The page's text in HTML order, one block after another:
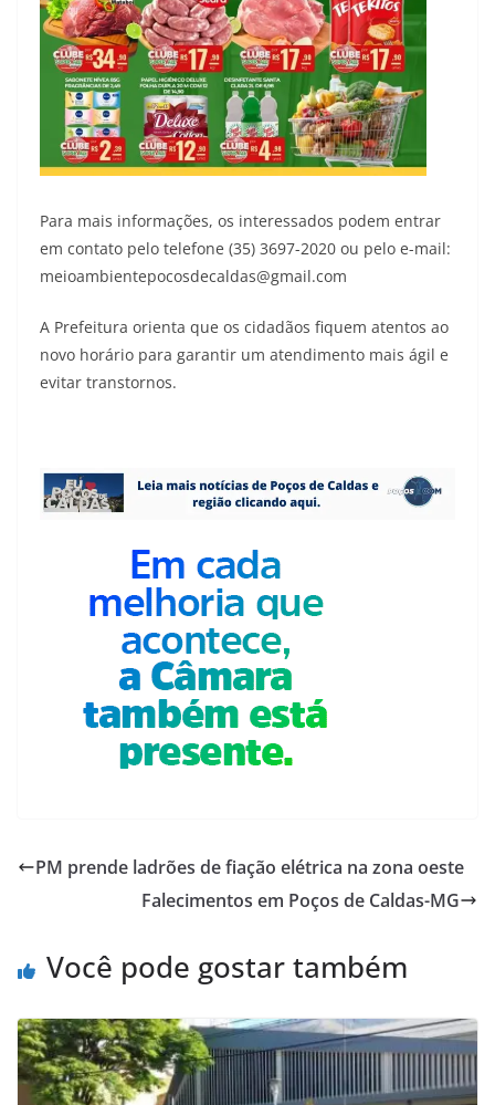
Para mais informações, os interessados podem entrar
em contato pelo telefone (35) 3697-2020 ou pelo e-mail:
meioambientepocosdecaldas@gmail.com
A Prefeitura orienta que os cidadãos fiquem atentos ao
novo horário para garantir um atendimento mais ágil e
evitar transtornos.
PM prende ladrões de fiação elétrica na zona oeste
Falecimentos em Poços de Caldas-MG
Você pode gostar também